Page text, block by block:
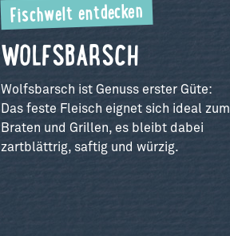
Fischwelt entdecken
WOLFSBARSCH
Wolfsbarsch ist Genuss erster Güte:
Das feste Fleisch eignet sich ideal zum
Braten und Grillen, es bleibt dabei
zartblättrig, saftig und würzig.